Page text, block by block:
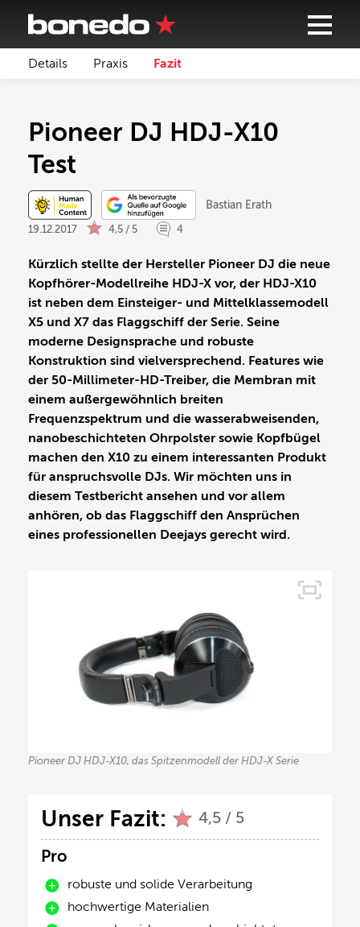
Details Praxis Fazit
Pioneer DJ HDJ-X10
Test
Bastian Erath
19.12.2017 4,5 / 5 4
Kürzlich stellte der Hersteller Pioneer DJ die neue
Kopfhörer-Modellreihe HDJ-X vor, der HDJ-X10
ist neben dem Einsteiger- und Mittelklassemodell
X5 und X7 das Flaggschiff der Serie. Seine
moderne Designsprache und robuste
Konstruktion sind vielversprechend. Features wie
der 50-Millimeter-HD-Treiber, die Membran mit
einem außergewöhnlich breiten
Frequenzspektrum und die wasserabweisenden,
nanobeschichteten Ohrpolster sowie Kopfbügel
machen den X10 zu einem interessanten Produkt
für anspruchsvolle DJs. Wir möchten uns in
diesem Testbericht ansehen und vor allem
anhören, ob das Flaggschiff den Ansprüchen
eines professionellen Deejays gerecht wird.
Pioneer DJ HDJ-X10, das Spitzenmodell der HDJ-X Serie
Unser Fazit: 4,5 / 5
Pro
robuste und solide Verarbeitung
hochwertige Materialien